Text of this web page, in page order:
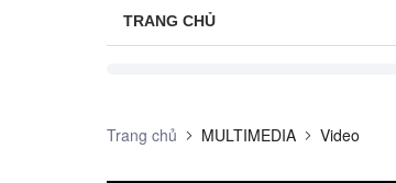
TRANG CHỦ
Trang chủ MULTIMEDIA Video